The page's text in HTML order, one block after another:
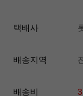
택배사
배송지역
배송비